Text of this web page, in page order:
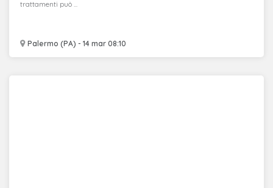
Palermo (PA) - 14 mar 08:10
trattamenti può ...